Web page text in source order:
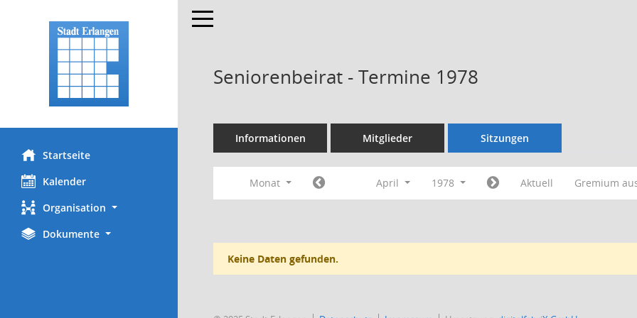
Startseite
Kalender
Organisation
Dokumente
Toggle navigation
Seniorenbeirat - Termine 1978
Informationen Mitglieder Sitzungen
Monat April 1978 Aktuell Gremium
Keine Daten gefunden.